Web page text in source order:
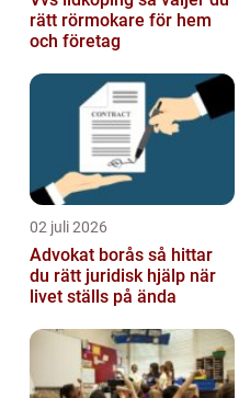
rätt rörmokare för hem
och företag
02 juli 2026
Advokat borås så hittar
du rätt juridisk hjälp när
livet ställs på ända